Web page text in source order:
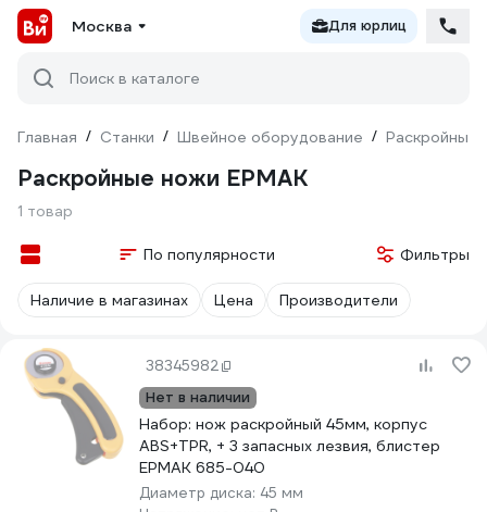
Москва Для юрлиц
Поиск в каталоге
Главная / Станки / Швейное оборудование / Раскройные
Раскройные ножи ЕРМАК
1 товар
По популярности Фильтры
Наличие в магазинах Цена Производители
38345982
Нет в наличии
Набор: нож раскройный 45мм, корпус
ABS+TPR, + 3 запасных лезвия, блистер
ЕРМАК 685-040
Диаметр диска: 45 мм